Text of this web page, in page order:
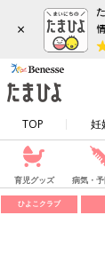
×
TOP 妊
育児グッズ 病気・
ひよこクラブ